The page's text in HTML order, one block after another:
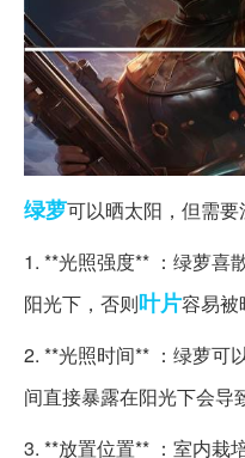
绿萝可以晒太阳，但需要
1. **光照强度** ：绿萝喜
阳光下，否则叶片容易被
2. **光照时间** ：绿萝可
间直接暴露在阳光下会导
3. **放置位置** ：室内栽